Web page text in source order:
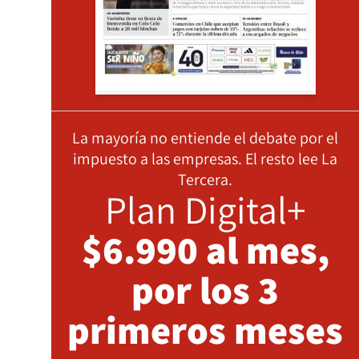
La mayoría no entiende el debate por el
impuesto a las empresas. El resto lee La
Tercera.
Plan Digital+
$6.990 al mes,
por los 3
primeros meses